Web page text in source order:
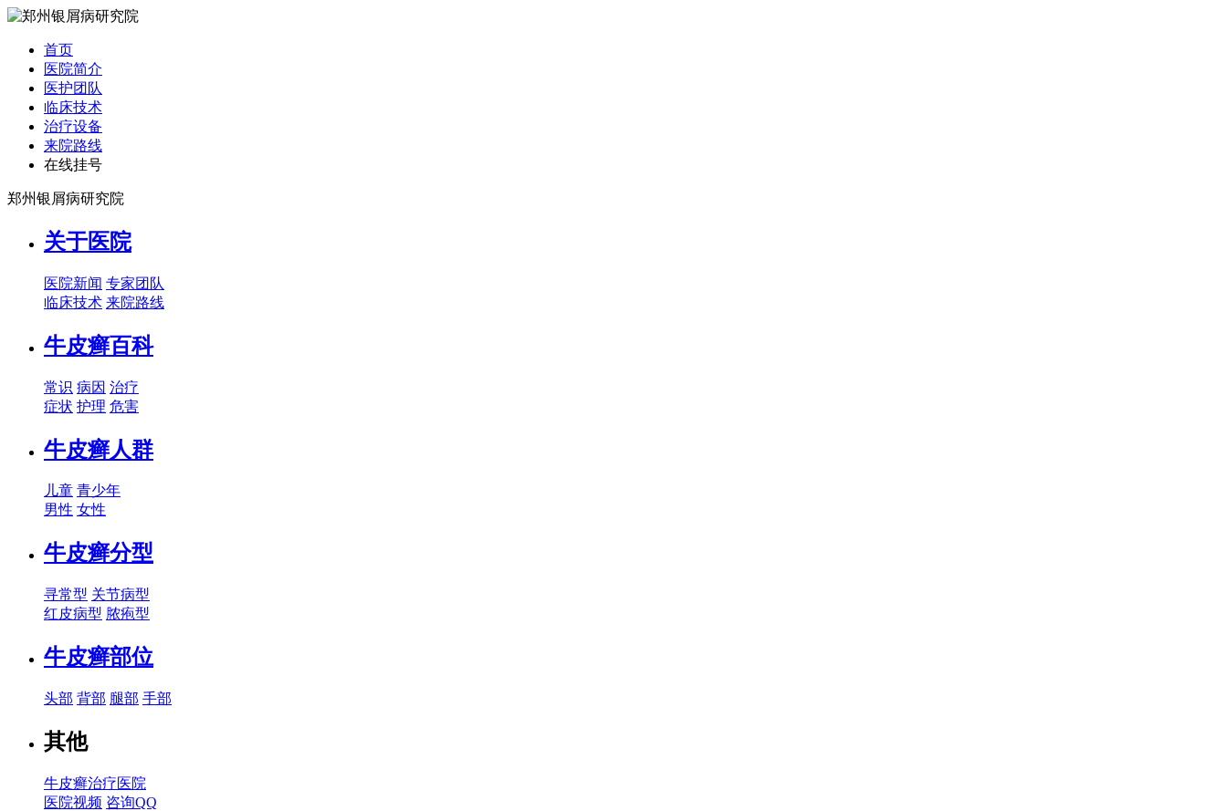
首页
医院简介
医护团队
临床技术
治疗设备
来院路线
在线挂号
郑州银屑病研究院
关于医院
医院新闻 专家团队
临床技术 来院路线
牛皮癣百科
常识 病因 治疗
症状 护理 危害
牛皮癣人群
儿童 青少年
男性 女性
牛皮癣分型
寻常型 关节病型
红皮病型 脓疱型
牛皮癣部位
头部 背部 腿部 手部
其他
牛皮癣治疗医院
医院视频 咨询QQ